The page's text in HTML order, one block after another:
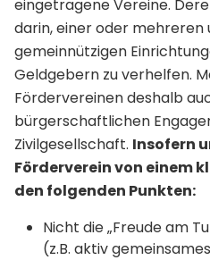
eingetragene Vereine.
darin, einer oder
gemeinnützigen
Geldgebern zu verhelfen.
Fördervereinen deshalb
bürgerschaftlichen
Zivilgesellschaft. Insofern
Förderverein von einem
den folgenden Punkten:
Nicht die „Freude am
(z.B. aktiv